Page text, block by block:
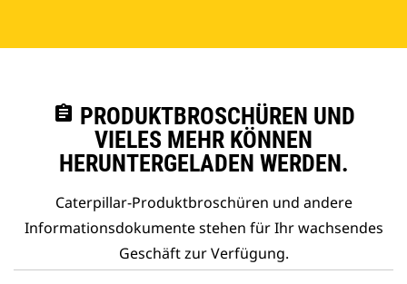
assignment PRODUKTBROSCHÜREN UND
VIELES MEHR KÖNNEN
HERUNTERGELADEN WERDEN.
Caterpillar-Produktbroschüren und andere
Informationsdokumente stehen für Ihr wachsendes
Geschäft zur Verfügung.